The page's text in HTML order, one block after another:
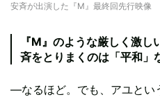
安斉が出演した『M』最終回先行映像
『M』のような厳しく激
斉をとりまくのは「平和」
―なるほど。でも、アユとい